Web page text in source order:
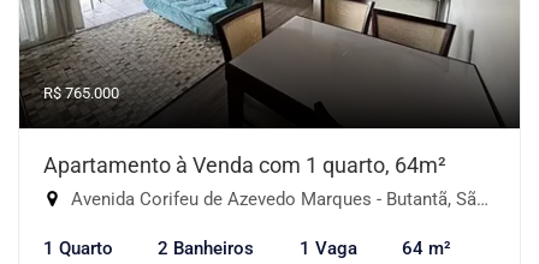
R$ 765.000
Apartamento à Venda com 1 quarto, 64m²
Avenida Corifeu de Azevedo Marques - Butantã, São Paulo-SP
1 Quarto 2 Banheiros 1 Vaga 64 m²